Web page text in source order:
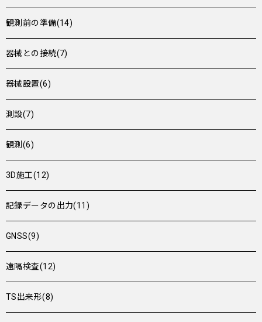
観測前の準備(14)
器械との接続(7)
器械設置(6)
測設(7)
観測(6)
3D施工(12)
記録データの出力(11)
GNSS(9)
遠隔検査(12)
TS出来形(8)